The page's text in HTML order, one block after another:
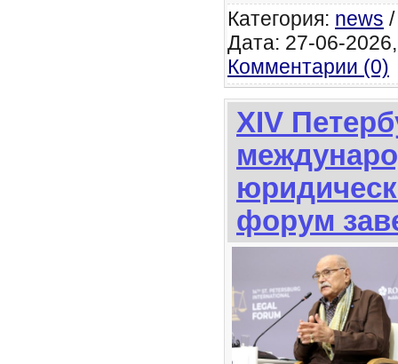
Категория: news
Дата: 27-06-
Комментарии (0)
XIV
форум